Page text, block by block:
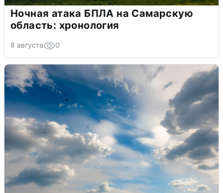
Ночная атака БПЛА на Самарскую
область: хронология
8 августа 0